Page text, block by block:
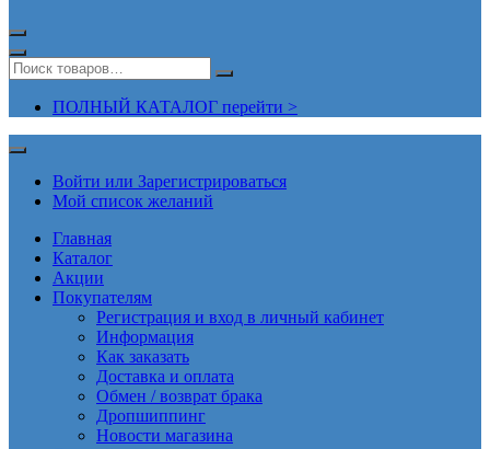
ПОЛНЫЙ КАТАЛОГ перейти >
Войти или Зарегистрироваться
Мой список желаний
Главная
Каталог
Акции
Покупателям
Регистрация и вход в личный кабинет
Информация
Как заказать
Доставка и оплата
Обмен / возврат брака
Дропшиппинг
Новости магазина